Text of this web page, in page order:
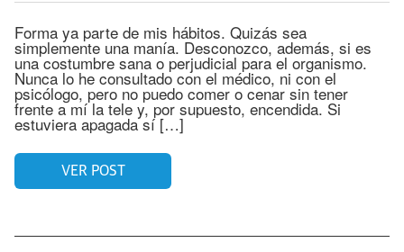
Forma ya parte de mis hábitos. Quizás sea
simplemente una manía. Desconozco, además, si es
una costumbre sana o perjudicial para el organismo.
Nunca lo he consultado con el médico, ni con el
psicólogo, pero no puedo comer o cenar sin tener
frente a mí la tele y, por supuesto, encendida. Si
estuviera apagada sí […]
VER POST